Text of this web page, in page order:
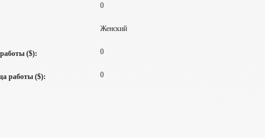
0
Женский
($): 0
работы ($): 0